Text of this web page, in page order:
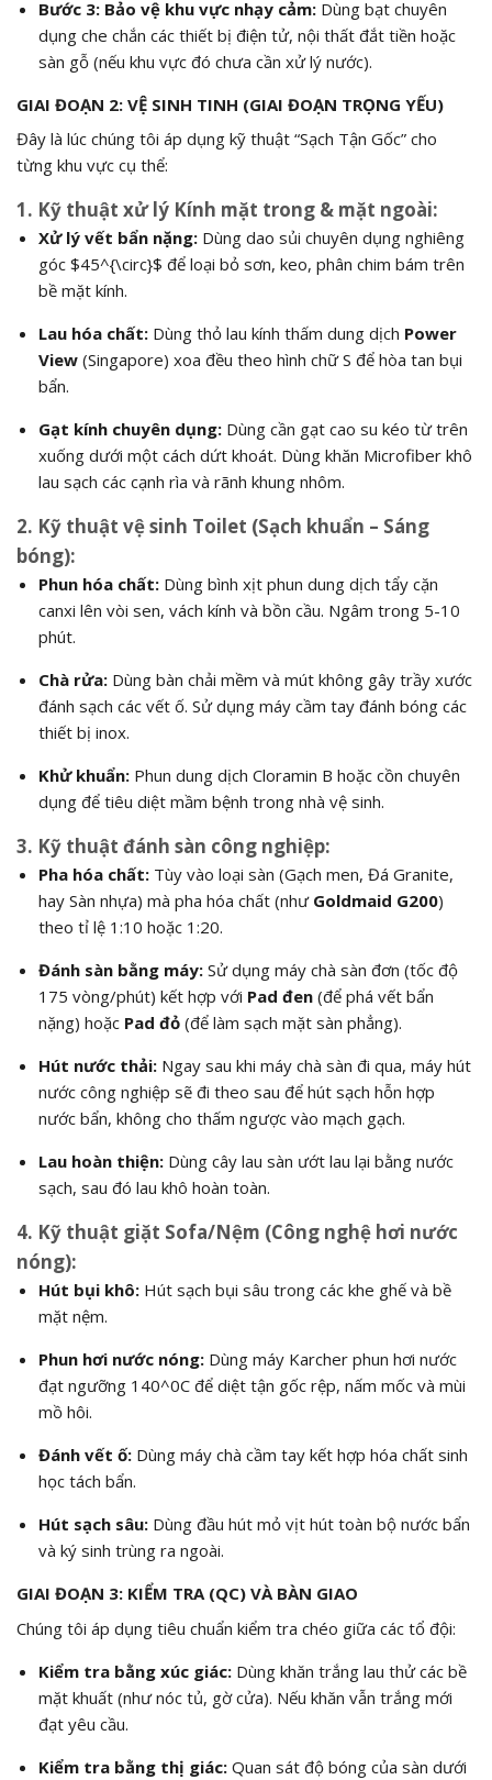
Bước 3: Bảo vệ khu vực nhạy cảm:Dùng bạt chuyên
dụng che chắn các thiết bị điện tử, nội thất đắt tiền hoặc
sàn gỗ (nếu khu vực đó chưa cần xử lý nước).
GIAI ĐOẠN 2: VỆ SINH TINH (GIAI ĐOẠN TRỌNG YẾU)
Đây là lúc chúng tôi áp dụng kỹ thuật “Sạch Tận Gốc” cho
từng khu vực cụ thể:
1. Kỹ thuật xử lý Kính mặt trong & mặt ngoài:
Xử lý vết bẩn nặng:Dùng dao sủi chuyên dụng nghiêng
góc $45^{\circ}$ để loại bỏ sơn, keo, phân chim bám trên
bề mặt kính.
Lau hóa chất:Dùng thỏ lau kính thấm dung dịch Power
View(Singapore) xoa đều theo hình chữ S để hòa tan bụi
bẩn.
Gạt kính chuyên dụng:Dùng cần gạt cao su kéo từ trên
xuống dưới một cách dứt khoát. Dùng khăn Microfiber khô
lau sạch các cạnh rìa và rãnh khung nhôm.
2. Kỹ thuật vệ sinh Toilet (Sạch khuẩn – Sáng
bóng):
Phun hóa chất:Dùng bình xịt phun dung dịch tẩy cặn
canxi lên vòi sen, vách kính và bồn cầu. Ngâm trong 5-10
phút.
Chà rửa:Dùng bàn chải mềm và mút không gây trầy xước
đánh sạch các vết ố. Sử dụng máy cầm tay đánh bóng các
thiết bị inox.
Khử khuẩn:Phun dung dịch Cloramin B hoặc cồn chuyên
dụng để tiêu diệt mầm bệnh trong nhà vệ sinh.
3. Kỹ thuật đánh sàn công nghiệp:
Pha hóa chất:Tùy vào loại sàn (Gạch men, Đá Granite,
hay Sàn nhựa) mà pha hóa chất (như Goldmaid G200)
theo tỉ lệ 1:10 hoặc 1:20.
Đánh sàn bằng máy:Sử dụng máy chà sàn đơn (tốc độ
175 vòng/phút) kết hợp với Pad đen(để phá vết bẩn
nặng) hoặc Pad đỏ(để làm sạch mặt sàn phẳng).
Hút nước thải:Ngay sau khi máy chà sàn đi qua, máy hút
nước công nghiệp sẽ đi theo sau để hút sạch hỗn hợp
nước bẩn, không cho thấm ngược vào mạch gạch.
Lau hoàn thiện:Dùng cây lau sàn ướt lau lại bằng nước
sạch, sau đó lau khô hoàn toàn.
4. Kỹ thuật giặt Sofa/Nệm (Công nghệ hơi nước
nóng):
Hút bụi khô:Hút sạch bụi sâu trong các khe ghế và bề
mặt nệm.
Phun hơi nước nóng:Dùng máy Karcher phun hơi nước
đạt ngưỡng 140^0Cđể diệt tận gốc rệp, nấm mốc và mùi
mồ hôi.
Đánh vết ố:Dùng máy chà cầm tay kết hợp hóa chất sinh
học tách bẩn.
Hút sạch sâu:Dùng đầu hút mỏ vịt hút toàn bộ nước bẩn
và ký sinh trùng ra ngoài.
GIAI ĐOẠN 3: KIỂM TRA (QC) VÀ BÀN GIAO
Chúng tôi áp dụng tiêu chuẩn kiểm tra chéo giữa các tổ đội:
Kiểm tra bằng xúc giác:Dùng khăn trắng lau thử các bề
mặt khuất (như nóc tủ, gờ cửa). Nếu khăn vẫn trắng mới
đạt yêu cầu.
Kiểm tra bằng thị giác:Quan sát độ bóng của sàn dưới